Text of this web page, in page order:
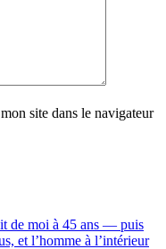
site dans le navigateur
de moi à 45 ans — puis
et l’homme à l’intérieur